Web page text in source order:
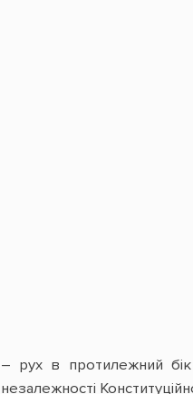
– рух в протилежний
незалежності